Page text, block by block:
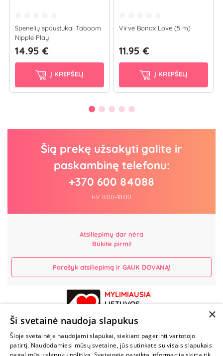
Spenelių spaustukai Taboom
Nipple Play
14.95 €
Į KREPŠELĮ
Virvė Bondx Love (5 m)
11.95 €
Į KREPŠELĮ
Šią prekę užsakyti galite ir
paskambinę telefonu:
+370 600 84088
I-V 8:00-18:00
Atsiliepimų dar nėra
Būkite pirmi!
Parašyk atsiliepimą ir GAUK DOVANĄ!
MYLIMIAUSIA
LIETUVOS
PARDUOTUVĖ
NENUSTOK
×
Ši svetainė naudoja slapukus
Šioje svetainėje naudojami slapukai, siekiant pagerinti vartotojo
patirtį. Naudodamiesi mūsų svetaine, jūs sutinkate su visais slapukais